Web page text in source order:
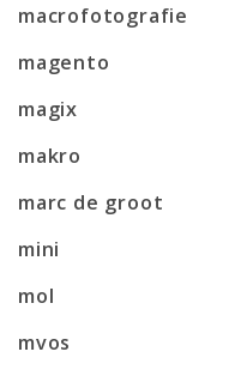
macrofotografie
magento
magix
makro
marc de groot
mini
mol
mvos